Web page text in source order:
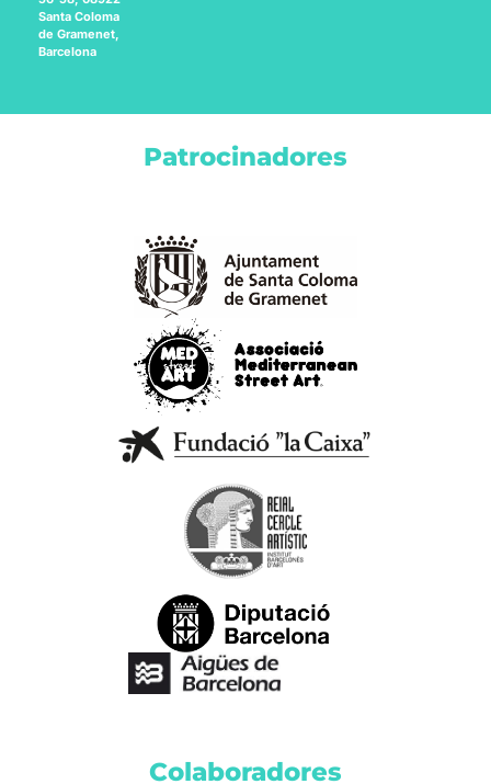
Santa Coloma
de Gramenet,
Barcelona
Patrocinadores
Colaboradores